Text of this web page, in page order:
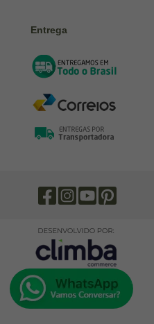
Entrega